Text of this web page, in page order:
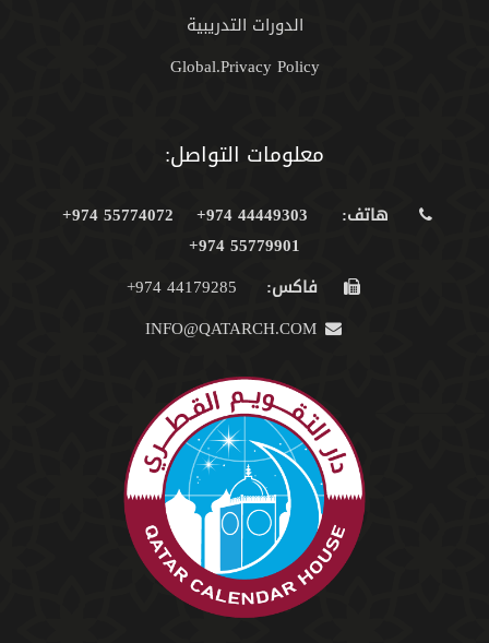
الدورات التدريبية
Global.Privacy Policy
معلومات التواصل:
هاتف: 44449303 974+
55774072 974+
55779901 974+
فاكس: